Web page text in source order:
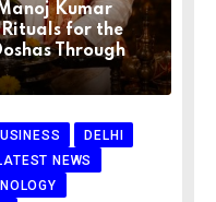
Kumar
for the
Through
DELHI
NEWS